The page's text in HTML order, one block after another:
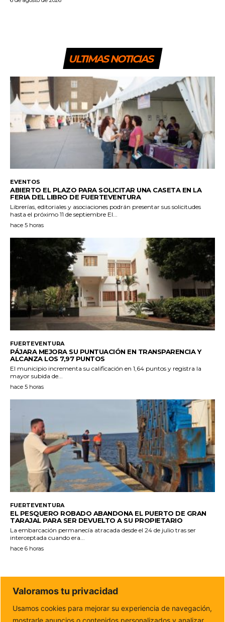
ULTIMAS NOTICIAS
EVENTOS
ABIERTO EL PLAZO PARA SOLICITAR UNA CASETA EN LA
FERIA DEL LIBRO DE FUERTEVENTURA
Librerías, editoriales y asociaciones podrán presentar sus solicitudes
hasta el próximo 11 de septiembre El...
hace 5 horas
FUERTEVENTURA
PÁJARA MEJORA SU PUNTUACIÓN EN TRANSPARENCIA Y
ALCANZA LOS 7,97 PUNTOS
El municipio incrementa su calificación en 1,64 puntos y registra la
mayor subida de...
hace 5 horas
FUERTEVENTURA
EL PESQUERO ROBADO ABANDONA EL PUERTO DE GRAN
TARAJAL PARA SER DEVUELTO A SU PROPIETARIO
La embarcación permanecía atracada desde el 24 de julio tras ser
interceptada cuando era...
hace 6 horas